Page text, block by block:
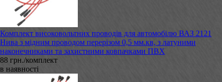
Комплект високовольтних проводів для автомобілю ВАЗ 2121
Нива з мідним проводом перерізом 0,5 мм.кв, з латуними
наконечниками та захистними ковпачками ПВХ
88 грн./комплект
в наявності